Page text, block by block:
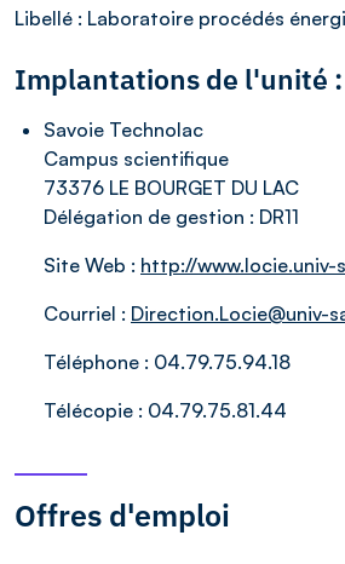
Libellé : Laboratoire procédés
Implantations de l'unité :
Savoie Technolac
Campus scientifique
73376 LE BOURGET DU LAC
Délégation de gestion : DR11
Site Web : http://www.locie.univ-
Courriel : Direction.Locie@univ-
Téléphone : 04.79.75.94.18
Télécopie : 04.79.75.81.44
Offres d'emploi